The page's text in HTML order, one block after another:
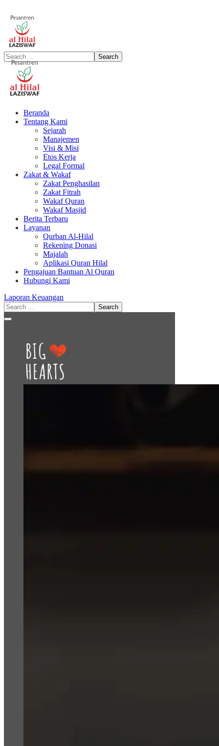
Beranda
Tentang Kami
Sejarah
Manajemen
Visi & Misi
Etos Kerja
Legal Formal
Zakat & Wakaf
Zakat Penghasilan
Zakat Fitrah
Wakaf Quran
Wakaf Masjid
Berita Terbaru
Layanan
Qurban Al-Hilal
Rekening Donasi
Majalah
Aplikasi Quran Hilal
Pengajuan Bantuan Al Quran
Hubungi Kami
Laporan Keuangan